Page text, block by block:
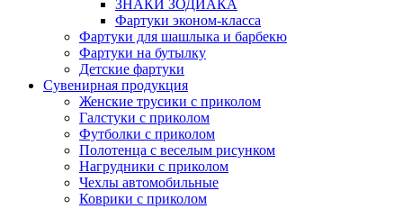
ЗНАКИ ЗОДИАКА
Фартуки эконом-класса
Фартуки для шашлыка и барбекю
Фартуки на бутылку
Детские фартуки
Сувенирная продукция
Женские трусики с приколом
Галстуки с приколом
Футболки с приколом
Полотенца с веселым рисунком
Нагрудники с приколом
Чехлы автомобильные
Коврики с приколом